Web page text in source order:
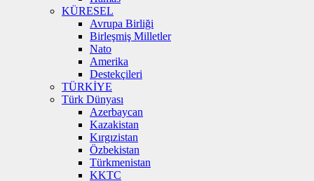
KÜRESEL
Avrupa Birliği
Birleşmiş Milletler
Nato
Amerika
Destekçileri
TÜRKİYE
Türk Dünyası
Azerbaycan
Kazakistan
Kırgızistan
Özbekistan
Türkmenistan
KKTC